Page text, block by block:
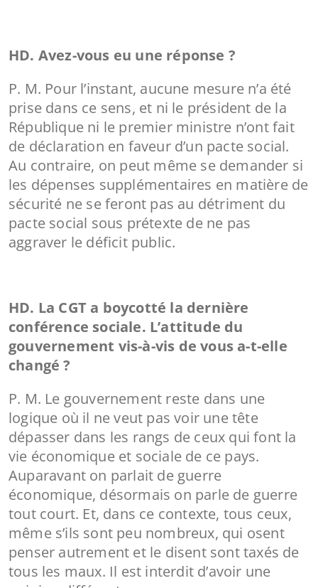
HD. Avez-vous eu une réponse ?
P. M. Pour l’instant, aucune mesure n’a été
prise dans ce sens, et ni le président de la
République ni le premier ministre n’ont fait
de déclaration en faveur d’un pacte social.
Au contraire, on peut même se demander si
les dépenses supplémentaires en matière de
sécurité ne se feront pas au détriment du
pacte social sous prétexte de ne pas
aggraver le déficit public.
HD. La CGT a boycotté la dernière
conférence sociale. L’attitude du
gouvernement vis-à-vis de vous a-t-elle
changé ?
P. M. Le gouvernement reste dans une
logique où il ne veut pas voir une tête
dépasser dans les rangs de ceux qui font la
vie économique et sociale de ce pays.
Auparavant on parlait de guerre
économique, désormais on parle de guerre
tout court. Et, dans ce contexte, tous ceux,
même s’ils sont peu nombreux, qui osent
penser autrement et le disent sont taxés de
tous les maux. Il est interdit d’avoir une